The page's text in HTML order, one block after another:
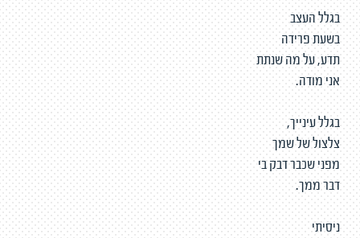
בגלל העצב
בשעת פרידה
תדע, על מה שנתת
אני מודה.
בגלל עינייך,
צלצול של שמך
מפני שכבר דבק בי
דבר ממך.
ניסיתי